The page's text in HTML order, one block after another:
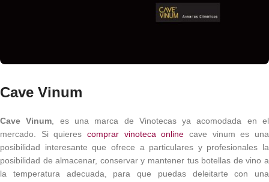
Cave Vinum
Cave Vinum , es una marca de Vinotecas ya acomodada en el
mercado. Si quieres comprar vinoteca online cave vinum es una
posibilidad interesante que ofrece a particulares y profesionales la
posibilidad de almacenar, conservar y mantener tus botellas de vino a
la temperatura adecuada, para que puedas deleitarte con una